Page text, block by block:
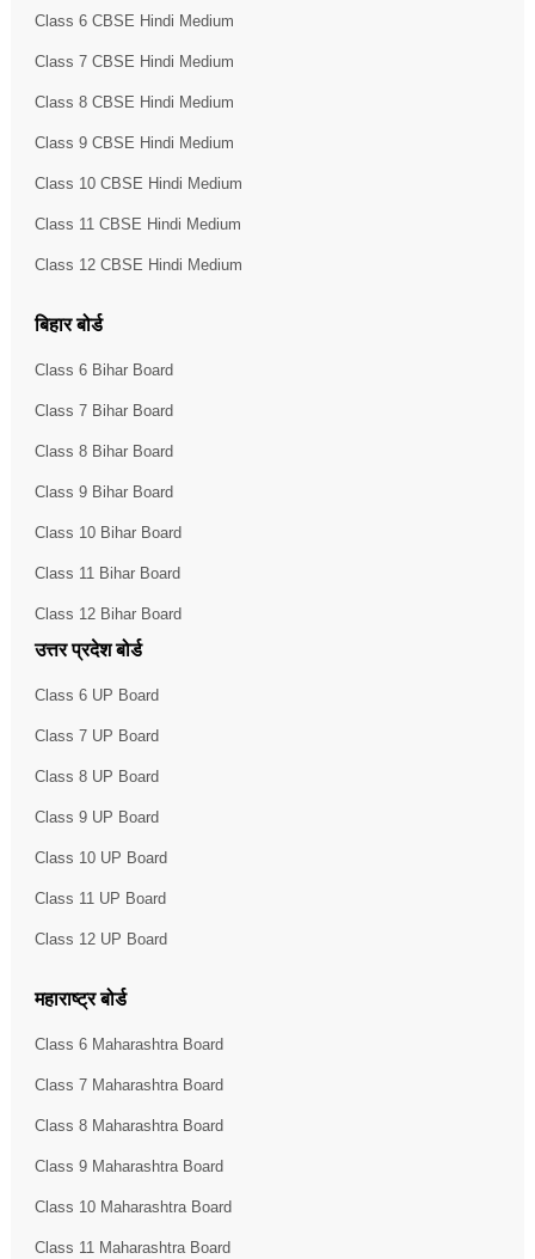
Class 6 CBSE Hindi Medium
Class 7 CBSE Hindi Medium
Class 8 CBSE Hindi Medium
Class 9 CBSE Hindi Medium
Class 10 CBSE Hindi Medium
Class 11 CBSE Hindi Medium
Class 12 CBSE Hindi Medium
बिहार बोर्ड
Class 6 Bihar Board
Class 7 Bihar Board
Class 8 Bihar Board
Class 9 Bihar Board
Class 10 Bihar Board
Class 11 Bihar Board
Class 12 Bihar Board
उत्तर प्रदेश बोर्ड
Class 6 UP Board
Class 7 UP Board
Class 8 UP Board
Class 9 UP Board
Class 10 UP Board
Class 11 UP Board
Class 12 UP Board
महाराष्ट्र बोर्ड
Class 6 Maharashtra Board
Class 7 Maharashtra Board
Class 8 Maharashtra Board
Class 9 Maharashtra Board
Class 10 Maharashtra Board
Class 11 Maharashtra Board